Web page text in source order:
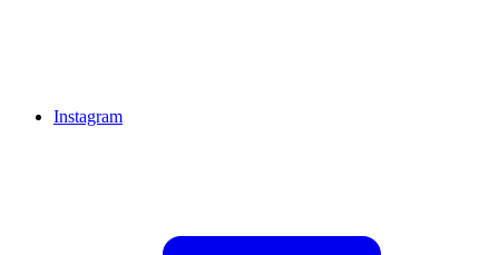
Instagram